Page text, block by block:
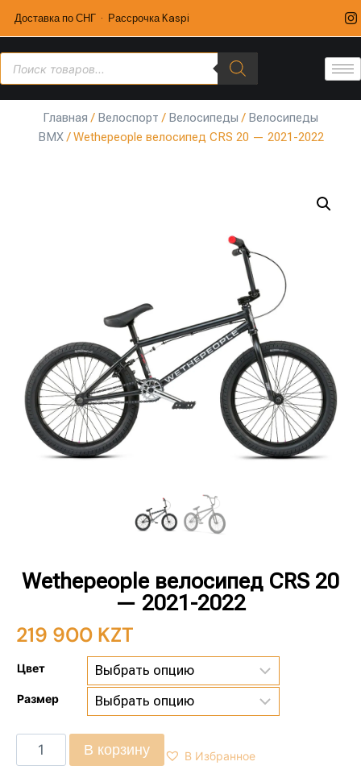
Доставка по СНГ · Рассрочка Kaspi
Главная / Велоспорт / Велосипеды / Велосипеды
BMX/ Wethepeople велосипед CRS 20 — 2021-2022
Wethepeople велосипед CRS 20
— 2021-2022
219 900 KZT
Цвет
Размер
В корзину В Избранное